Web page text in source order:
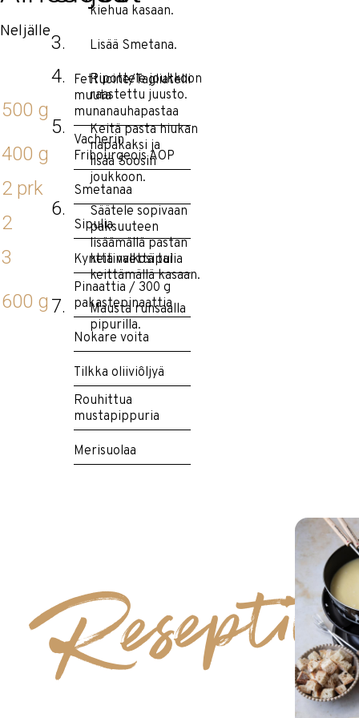
Neljälle
500 g
Fettucine/Tagliatelli
muuta
munanauhapastaa
400 g
Vacherin
Fribourgeois AOP
2 prk Smetanaa
2 Sipulia
3 Kynttä valkosipulia
600 g
Pinaattia / 300 g
pakastepinaattia
Nokare voita
Tilkka oliiviôljyä
Rouhittua
mustapippuria
Merisuolaa
kiehua kasaan.
Lisää Smetana.
Ripottele joukkoon
raastettu juusto.
Keitä pasta hiukan
napakaksi ja
lisää Soosin
joukkoon.
Säätele sopivaan
paksuuteen
lisäämällä pastan
keitinvettä tai
keittämällä kasaan.
Mausta runsaalla
pipurilla.
Reseptit